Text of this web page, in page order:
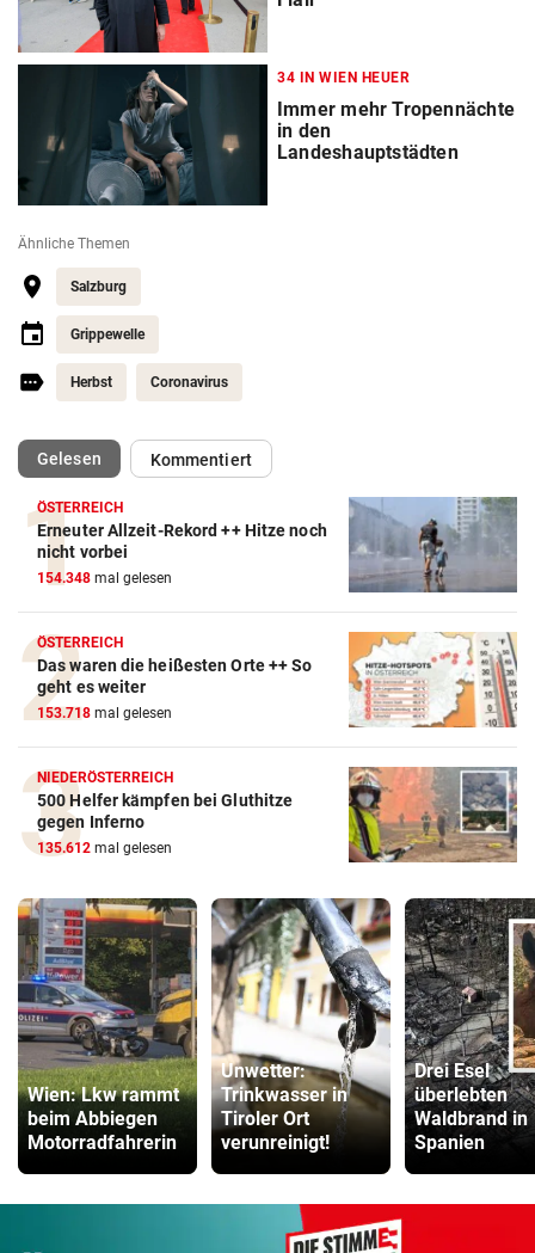
34 IN WIEN HEUER
Immer mehr Tropennächte
in den
Landeshauptstädten
Ähnliche Themen
Salzburg
Grippewelle
Herbst Coronavirus
Gelesen(ausgewählt)Kommentiert
ÖSTERREICH
Erneuter Allzeit-Rekord ++ Hitze noch
nicht vorbei
154.348 mal gelesen
ÖSTERREICH
Das waren die heißesten Orte ++ So
geht es weiter
153.718 mal gelesen
NIEDERÖSTERREICH
500 Helfer kämpfen bei Gluthitze
gegen Inferno
135.612 mal gelesen
Wien: Lkw rammt
beim Abbiegen
Motorradfahrerin
Unwetter:
Trinkwasser in
Tiroler Ort
verunreinigt!
Drei Esel
überlebten
Waldbrand in
Spanien